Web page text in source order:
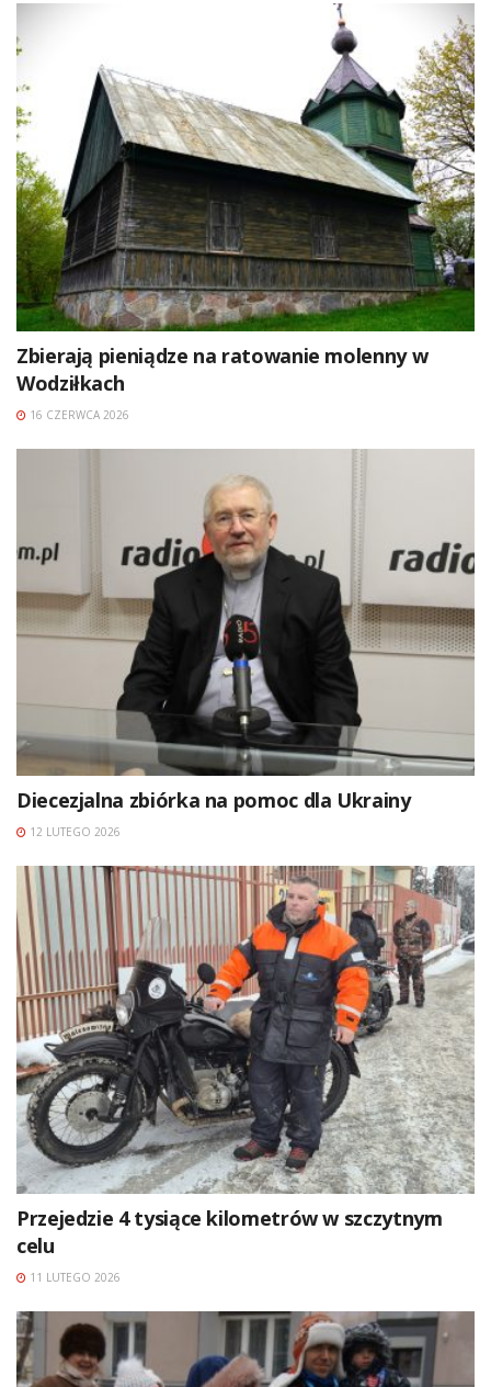
Zbierają pieniądze na ratowanie molenny w
Wodziłkach
16 CZERWCA 2026
Diecezjalna zbiórka na pomoc dla Ukrainy
12 LUTEGO 2026
Przejedzie 4 tysiące kilometrów w szczytnym
celu
11 LUTEGO 2026